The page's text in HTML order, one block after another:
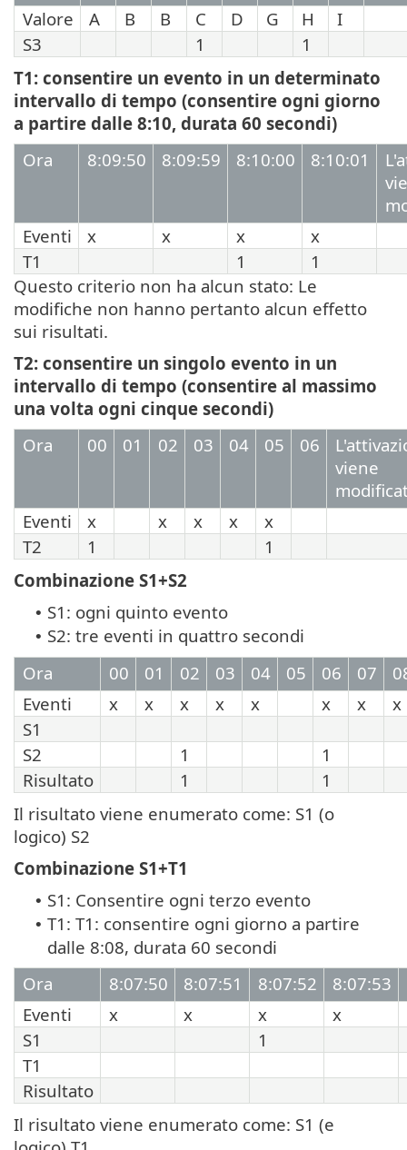
Valore
A B B C D G H
I
S3
1
1
T1: consentire un evento in un determinato
intervallo di tempo (consentire ogni giorno
a partire dalle 8:10, durata 60 secondi)
Ora
8:09:50 8:09:59 8:10:00 8:10:01
Eventi
x x x
x
T1
1
1
Questo criterio non ha alcun stato: Le
modifiche non hanno pertanto alcun effetto
sui risultati.
T2: consentire un singolo evento in un
intervallo di tempo (consentire al massimo
una volta ogni cinque secondi)
Ora
00 01 02 03 04 05 06
viene
Eventi
x x x x
x
T2
1
1
Combinazione S1+S2
• S1: ogni quinto evento
• S2: tre eventi in quattro secondi
Ora
00 01 02 03 04 05 06 07
Eventi
x x x x x x x
x
S1
S2
1
1
Risultato
1
1
Il risultato viene enumerato come: S1 (o
logico) S2
Combinazione S1+T1
• S1: Consentire ogni terzo evento
• T1: T1: consentire ogni giorno a partire
dalle 8:08, durata 60 secondi
Ora
8:07:50 8:07:51 8:07:52
8:07:53
Eventi
x x x
x
S1
1
T1
Risultato
Il risultato viene enumerato come: S1 (e